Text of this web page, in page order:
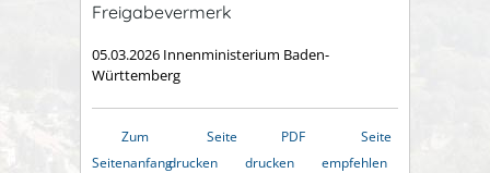
Freigabevermerk
05.03.2026 Innenministerium Baden-
Württemberg
Zum
Seitenanfang
Seite
drucken
PDF
drucken
Seite
empfehlen